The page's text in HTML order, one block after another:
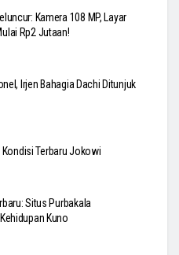
Kamera 108 MP, Layar
Rp2 Jutaan!
Irjen Bahagia Dachi Ditunjuk
Kondisi Terbaru Jokowi
Situs Purbakala
Kuno